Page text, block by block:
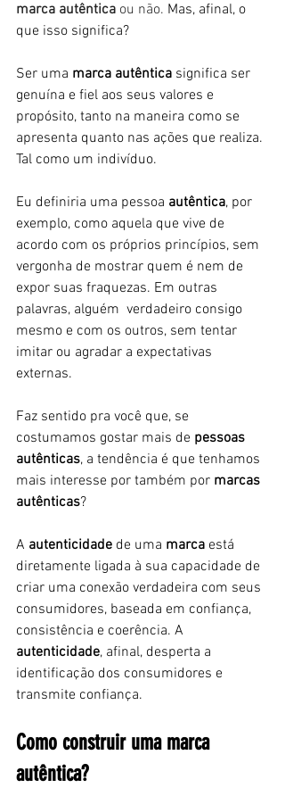
marca autêntica ou não. Mas, afinal, o
que isso significa?
Ser uma marca autêntica significa ser
genuína e fiel aos seus valores e
propósito, tanto na maneira como se
apresenta quanto nas ações que realiza.
Tal como um indivíduo.
Eu definiria uma pessoa autêntica, por
exemplo, como aquela que vive de
acordo com os próprios princípios, sem
vergonha de mostrar quem é nem de
expor suas fraquezas. Em outras
palavras, alguém  verdadeiro consigo
mesmo e com os outros, sem tentar
imitar ou agradar a expectativas
externas.
Faz sentido pra você que, se
costumamos gostar mais de pessoas
autênticas, a tendência é que tenhamos
mais interesse por também por marcas
autênticas?
A autenticidade de uma marca está
diretamente ligada à sua capacidade de
criar uma conexão verdadeira com seus
consumidores, baseada em confiança,
consistência e coerência. A
autenticidade, afinal, desperta a
identificação dos consumidores e
transmite confiança.
Como construir uma marca
autêntica?